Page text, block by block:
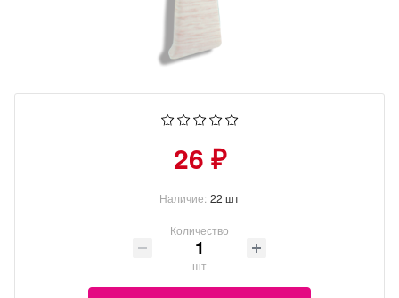
26 ₽
Наличие: 22 шт
Количество
шт